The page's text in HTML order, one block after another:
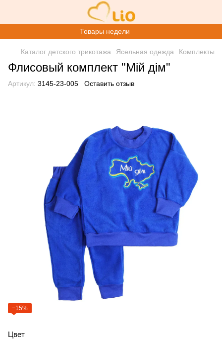
Товары недели
Каталог детского трикотажа Ясельная одежда Комплекты
Флисовый комплект "Мій дім"
Артикул: 3145-23-005 Оставить отзыв
−15%
Цвет